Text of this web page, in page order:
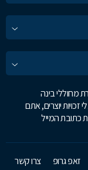
מחוללי בינה
יוצרים, אתם
כתובת המייל
זאפ גרופ צרו קשר